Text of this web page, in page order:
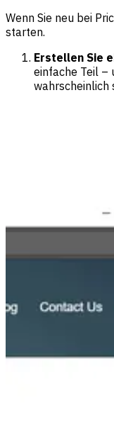
Wenn Sie neu bei
starten.
Erstellen Sie
einfache Teil –
wahrscheinlich